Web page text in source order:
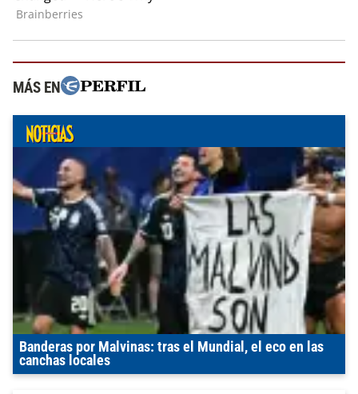
MÁS EN
Banderas por Malvinas: tras el Mundial, el eco en las
canchas locales